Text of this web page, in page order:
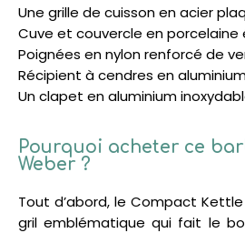
Une grille de cuisson en acier
Cuve et couvercle en porcelaine
Poignées en nylon renforcé de
Récipient à cendres en
Un clapet en aluminium
Pourquoi acheter ce
Weber ?
Tout d’abord, le Compact
gril emblématique qui fait le